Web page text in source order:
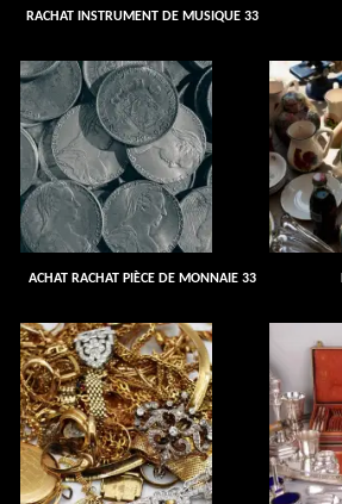
RACHAT INSTRUMENT DE MUSIQUE 33
ACHAT RACHAT PIÈCE DE MONNAIE 33